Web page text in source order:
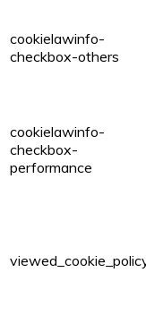
cookielawinfo-
checkbox-others
cookielawinfo-
checkbox-
performance